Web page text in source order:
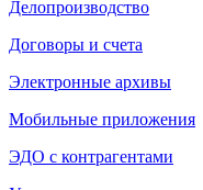
Делопроизводство
Договоры и счета
Электронные архивы
Мобильные приложения
ЭДО с контрагентами